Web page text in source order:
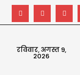
रविवार, अगस्त 9,
2026